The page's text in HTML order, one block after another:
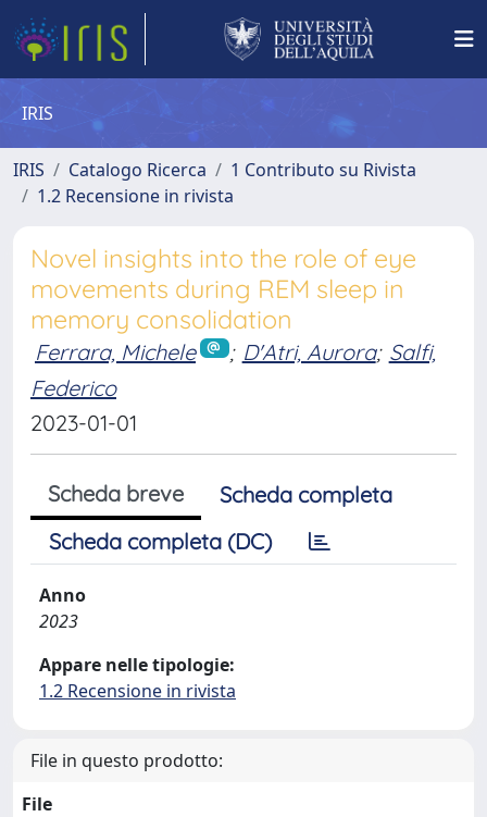
IRIS
IRIS Catalogo Ricerca
1 Contributo su Rivista
1.2 Recensione in rivista
Novel insights into the role of eye
movements during REM sleep in
memory consolidation
Ferrara, Michele ; D'Atri, Aurora; Salfi,
Federico
2023-01-01
Scheda breve
Scheda completa
Scheda completa (DC)
Anno
2023
Appare nelle tipologie:
1.2 Recensione in rivista
File in questo prodotto:
File